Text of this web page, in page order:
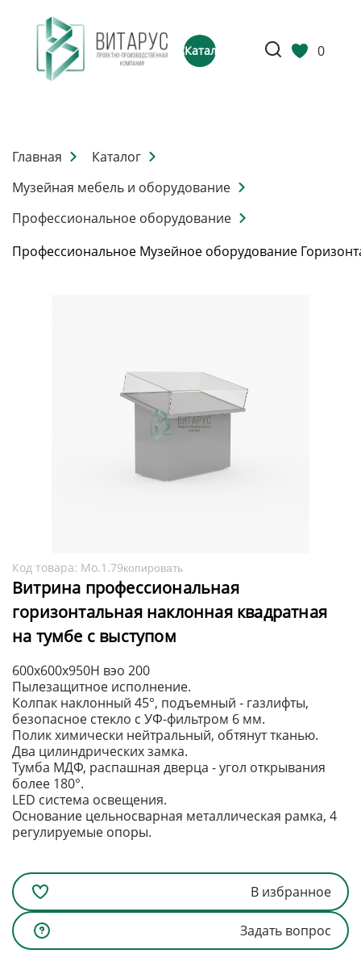
Каталог 0
Главная
Каталог
Музейная мебель и оборудование
Профессиональное оборудование
Профессиональное Музейное оборудование
Код товара: Мо.1.79копировать
Витрина профессиональная
горизонтальная наклонная квадратная
на тумбе с выступом
Пылезащитное исполнение.
Колпак наклонный 45°, подъемный - газлифты,
безопасное стекло с УФ-фильтром 6 мм.
Полик химически нейтральный, обтянут тканью.
Два цилиндрических замка.
Тумба МДФ, распашная дверца - угол открывания
более 180°.
LED система освещения.
Основание цельносварная металлическая рамка, 4
регулируемые опоры.
600x600x950H вэо 200
В избранное
Задать вопрос